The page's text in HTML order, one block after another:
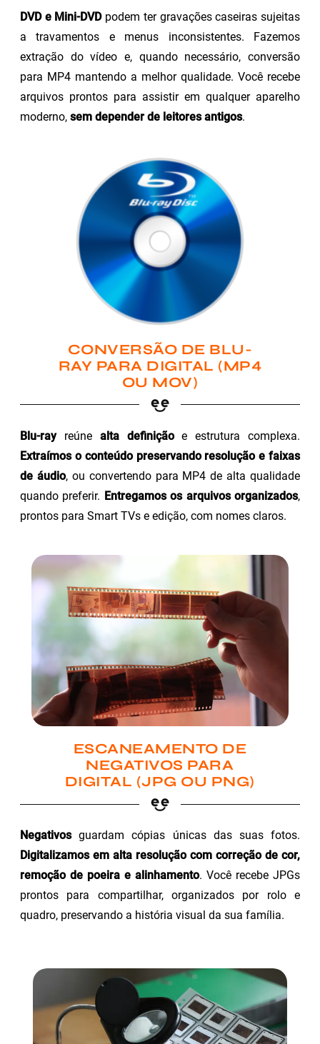
DVD e Mini-DVDpodem ter gravações caseiras sujeitas
a travamentos e menus inconsistentes. Fazemos
extração do vídeo e, quando necessário, conversão
para MP4 mantendo a melhor qualidade. Você recebe
arquivos prontos para assistir em qualquer aparelho
moderno, sem depender de leitores antigos.
CONVERSÃO DE BLU-
RAY PARA DIGITAL (MP4
OU MOV)
Blu-rayreúne alta definiçãoe estrutura complexa.
Extraímos o conteúdo preservando resolução e faixas
de áudio, ou convertendo para MP4 de alta qualidade
quando preferir. Entregamos os arquivos organizados,
prontos para Smart TVs e edição, com nomes claros.
ESCANEAMENTO DE
NEGATIVOS PARA
DIGITAL (JPG OU PNG)
Negativosguardam cópias únicas das suas fotos.
Digitalizamos em alta resolução com correção de cor,
remoção de poeira e alinhamento. Você recebe JPGs
prontos para compartilhar, organizados por rolo e
quadro, preservando a história visual da sua família.